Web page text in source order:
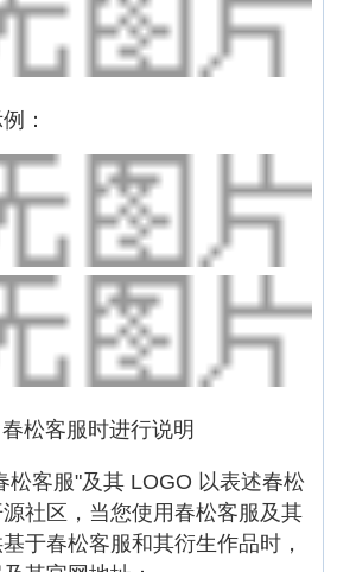
：
松客服时进行说明
客服"及其 LOGO 以表述春松
社区，当您使用春松客服及其
于春松客服和其衍生作品时，